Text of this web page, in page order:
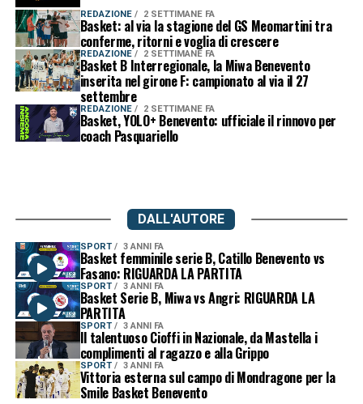
REDAZIONE 2 SETTIMANE FA
Basket: al via la stagione del GS Meomartini tra
conferme, ritorni e voglia di crescere
REDAZIONE 2 SETTIMANE FA
Basket B Interregionale, la Miwa Benevento
inserita nel girone F: campionato al via il 27
settembre
REDAZIONE 2 SETTIMANE FA
Basket, YOLO+ Benevento: ufficiale il rinnovo per
coach Pasquariello
DALL'AUTORE
SPORT 3 ANNI FA
Basket femminile serie B, Catillo Benevento vs
Fasano: RIGUARDA LA PARTITA
SPORT 3 ANNI FA
Basket Serie B, Miwa vs Angri: RIGUARDA LA
PARTITA
SPORT 3 ANNI FA
Il talentuoso Cioffi in Nazionale, da Mastella i
complimenti al ragazzo e alla Grippo
SPORT 3 ANNI FA
Vittoria esterna sul campo di Mondragone per la
Smile Basket Benevento